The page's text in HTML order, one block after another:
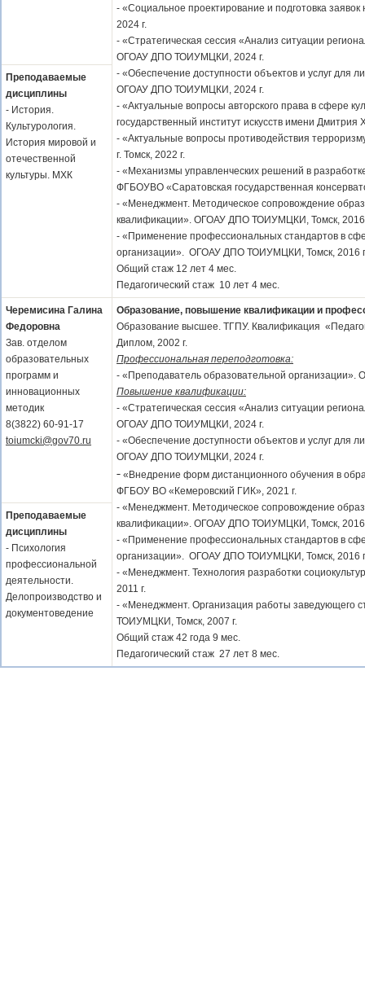
- «Социальное проектирование и подготовка
2024 г.
- «Стратегическая сессия «Анализ ситуации
ОГОАУ ДПО ТОИУМЦКИ, 2024 г.
- «Обеспечение доступности объектов и услуг для
ОГОАУ ДПО ТОИУМЦКИ, 2024 г.
- «Актуальные вопросы авторского права в сфере
государственный институт искусств имени Дмитрия
- «Актуальные вопросы противодействия
г. Томск, 2022 г.
- «Механизмы управленческих решений в
ФГБОУВО «Саратовская государственная
- «Менеджмент. Методическое сопровождение
квалификации». ОГОАУ ДПО ТОИУМЦКИ, Томск, 2016
- «Применение профессиональных стандартов в
организации». ОГОАУ ДПО ТОИУМЦКИ, Томск, 2016
Общий стаж 12 лет 4 мес.
Педагогический стаж 10 лет 4 мес.
Преподаваемые
дисциплины
- История.
Культурология.
История мировой и
отечественной
культуры. МХК
Черемисина Галина
Федоровна
Зав. отделом
образовательных
программ и
инновационных
методик
8(3822) 60-91-17
toiumcki@gov70.ru
Образование, повышение квалификации и
Образование высшее. ТГПУ. Квалификация
Диплом, 2002 г.
Профессиональная переподготовка:
- «Преподаватель образовательной
Повышение квалификации:
- «Стратегическая сессия «Анализ ситуации
ОГОАУ ДПО ТОИУМЦКИ, 2024 г.
- «Обеспечение доступности объектов и услуг для
ОГОАУ ДПО ТОИУМЦКИ, 2024 г.
- «Внедрение форм дистанционного обучения в
ФГБОУ ВО «Кемеровский ГИК», 2021 г.
- «Менеджмент. Методическое сопровождение
квалификации». ОГОАУ ДПО ТОИУМЦКИ, Томск, 2016
- «Применение профессиональных стандартов в
организации». ОГОАУ ДПО ТОИУМЦКИ, Томск, 2016
- «Менеджмент. Технология разработки
2011 г.
- «Менеджмент. Организация работы заведующего
ТОИУМЦКИ, Томск, 2007 г.
Общий стаж 42 года 9 мес.
Педагогический стаж 27 лет 8 мес.
Преподаваемые
дисциплины
- Психология
профессиональной
деятельности.
Делопроизводство и
документоведение